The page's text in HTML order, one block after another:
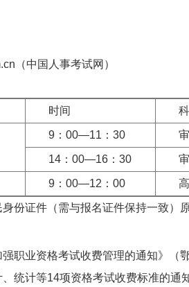
（中国人事考试网）
时间
9：00—11：30
14：00—16：30
9：00—12：00
份证件（需与报名证件保持一致）
职业资格考试收费管理的通知》（
统计等14项资格考试收费标准的